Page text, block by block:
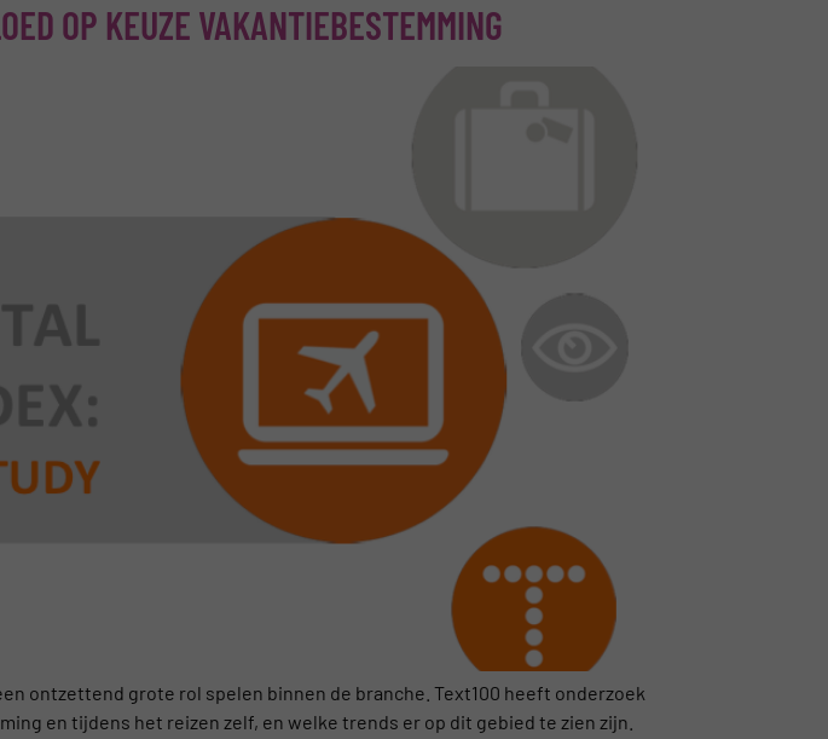
OP KEUZE VAKANTIEBESTEMMING
ontzettend grote rol spelen binnen de branche. Text100 heeft onderzoek
en tijdens het reizen zelf, en welke trends er op dit gebied te zien zijn.